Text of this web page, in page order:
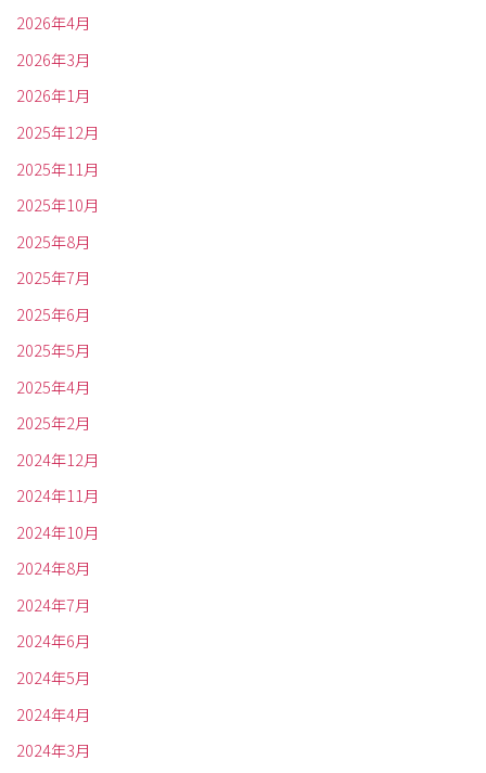
2026年4月
2026年3月
2026年1月
2025年12月
2025年11月
2025年10月
2025年8月
2025年7月
2025年6月
2025年5月
2025年4月
2025年2月
2024年12月
2024年11月
2024年10月
2024年8月
2024年7月
2024年6月
2024年5月
2024年4月
2024年3月